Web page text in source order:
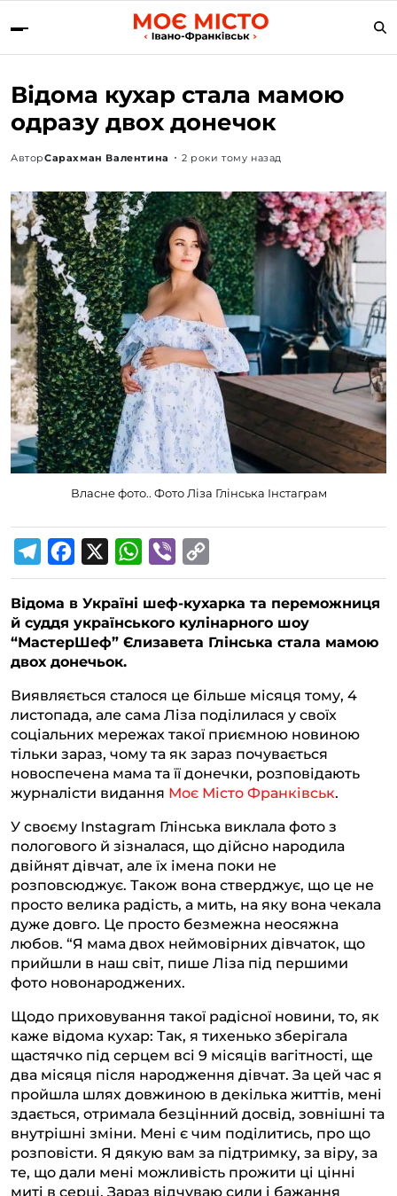
Відома кухар стала мамою
одразу двох донечок
АвторСарахман Валентина 2 роки тому назад
Власне фото.. Фото Ліза Глінська Інстаграм
e
l
e
g
a
m
a
c
e
b
o
k
W
h
a
t
p
p
i
b
e
o
p
y
n
k
Відома в Україні шеф-кухарка та переможниця
й суддя українського кулінарного шоу
“МастерШеф” Єлизавета Глінська стала мамою
двох донечьок.
Виявляється сталося це більше місяця тому, 4
листопада, але сама Ліза поділилася у своїх
соціальних мережах такої приємною новиною
тільки зараз, чому та як зараз почувається
новоспечена мама та її донечки, розповідають
журналісти видання Моє Місто Франківськ.
У своєму Instagram Глінська виклала фото з
пологового й зізналася, що дійсно народила
двійнят дівчат, але їх імена поки не
розповсюджує. Також вона стверджує, що це не
просто велика радість, а мить, на яку вона чекала
дуже довго. Це просто безмежна неосяжна
любов. “Я мама двох неймовірних дівчаток, що
прийшли в наш світ, пише Ліза під першими
фото новонароджених.
Щодо приховування такої радісної новини, то, як
каже відома кухар: Так, я тихенько зберігала
щастячко під серцем всі 9 місяців вагітності, ще
два місяця після народження дівчат. За цей час я
пройшла шлях довжиною в декілька життів, мені
здається, отримала безцінний досвід, зовнішні та
внутрішні зміни. Мені є чим поділитись, про що
розповісти. Я дякую вам за підтримку, за віру, за
те, що дали мені можливість прожити ці цінні
миті в серці. Зараз відчуваю сили і бажання